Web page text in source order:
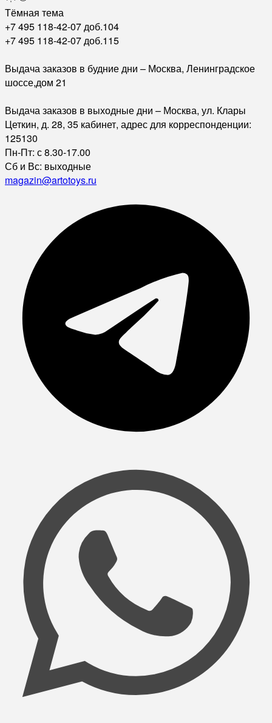
Тёмная тема
+7 495 118-42-07 доб.104
+7 495 118-42-07 доб.115
Выдача заказов в будние дни – Москва, Ленинградское
шоссе,дом 21
Выдача заказов в выходные дни – Москва, ул. Клары
Цеткин, д. 28, 35 кабинет, адрес для корреспонденции:
125130
Пн-Пт: с 8.30-17.00
Сб и Вс: выходные
magazin@artotoys.ru